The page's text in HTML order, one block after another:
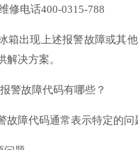
修电话400-0315-788
箱出现上述报警故障或其
解决方案。
警故障代码有哪些？
故障代码通常表示特定的问